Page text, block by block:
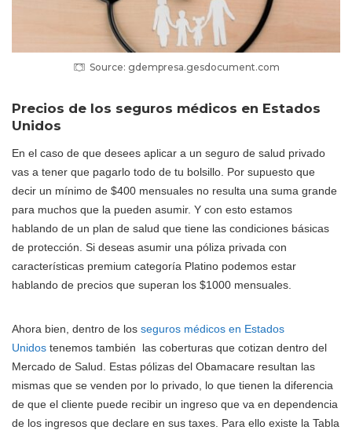
Source: gdempresa.gesdocument.com
Precios de los seguros médicos en Estados
Unidos
En el caso de que desees aplicar a un seguro de salud privado
vas a tener que pagarlo todo de tu bolsillo. Por supuesto que
decir un mínimo de $400 mensuales no resulta una suma grande
para muchos que la pueden asumir. Y con esto estamos
hablando de un plan de salud que tiene las condiciones básicas
de protección. Si deseas asumir una póliza privada con
características premium categoría Platino podemos estar
hablando de precios que superan los $1000 mensuales.
Ahora bien, dentro de los seguros médicos en Estados
Unidos tenemos también las coberturas que cotizan dentro del
Mercado de Salud. Estas pólizas del Obamacare resultan las
mismas que se venden por lo privado, lo que tienen la diferencia
de que el cliente puede recibir un ingreso que va en dependencia
de los ingresos que declare en sus taxes. Para ello existe la Tabla